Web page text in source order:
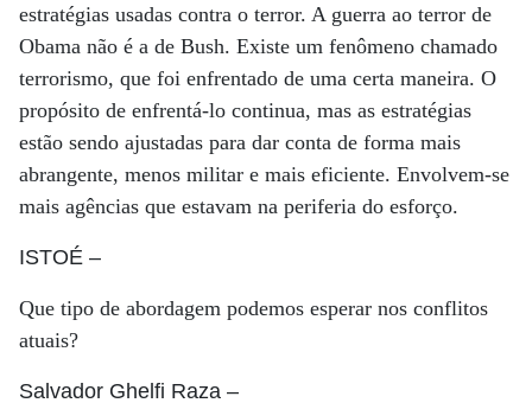
estratégias usadas contra o terror. A guerra ao terror de
Obama não é a de Bush. Existe um fenômeno chamado
terrorismo, que foi enfrentado de uma certa maneira. O
propósito de enfrentá-lo continua, mas as estratégias
estão sendo ajustadas para dar conta de forma mais
abrangente, menos militar e mais eficiente. Envolvem-se
mais agências que estavam na periferia do esforço.
ISTOÉ –
Que tipo de abordagem podemos esperar nos conflitos
atuais?
Salvador Ghelfi Raza –